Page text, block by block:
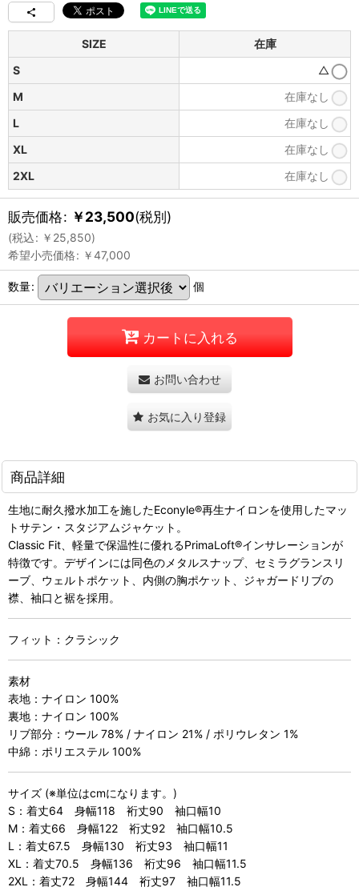
SIZE
在庫
S
△
M
在庫なし
L
在庫なし
XL
在庫なし
2XL
在庫なし
販売価格: ￥23,500(税別)
(税込: ￥ 25,850)
希望小売価格: ￥47,000
数量: 個
カートに入れる
お問い合わせ
お気に入り登録
商品詳細
生地に耐久撥水加工を施したEconyle®再生ナイロンを使用したマッ
トサテン・スタジアムジャケット。
Classic Fit、軽量で保温性に優れるPrimaLoft®インサレーションが
特徴です。デザインには同色のメタルスナップ、セミラグランスリ
ーブ、ウェルトポケット、内側の胸ポケット、ジャガードリブの
襟、袖口と裾を採用。
フィット：クラシック
素材
表地：ナイロン 100%
裏地：ナイロン 100%
リブ部分：ウール 78% / ナイロン 21% / ポリウレタン 1%
中綿：ポリエステル 100%
サイズ (※単位はcmになります。)
S：着丈64 身幅118 裄丈90 袖口幅10
M：着丈66 身幅122 裄丈92 袖口幅10.5
L：着丈67.5 身幅130 裄丈93 袖口幅11
XL：着丈70.5 身幅136 裄丈96 袖口幅11.5
2XL：着丈72 身幅144 裄丈97 袖口幅11.5